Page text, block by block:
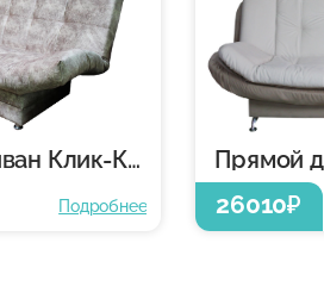
Прямой диван Клик-Кляк
Подробнее 26010₽